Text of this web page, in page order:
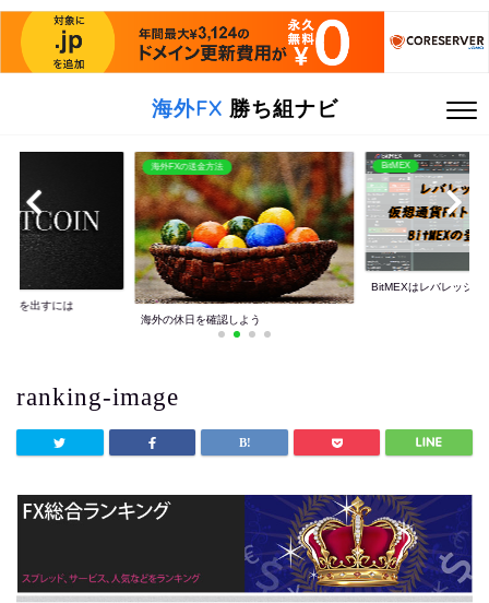
海外FX 勝ち組ナビ
益を出すには
海外FXの送金方法
海外の休日を確認しよう
BitMEX
BitMEXはレバレッジ
ranking-image